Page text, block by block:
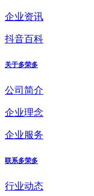
企业资讯
抖音百科
关于多荣多
公司简介
企业理念
企业服务
联系多荣多
行业动态